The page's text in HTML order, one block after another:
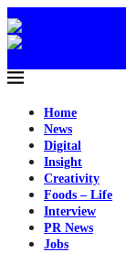
Home
News
Digital
Insight
Creativity
Foods – Life
Interview
PR News
Jobs